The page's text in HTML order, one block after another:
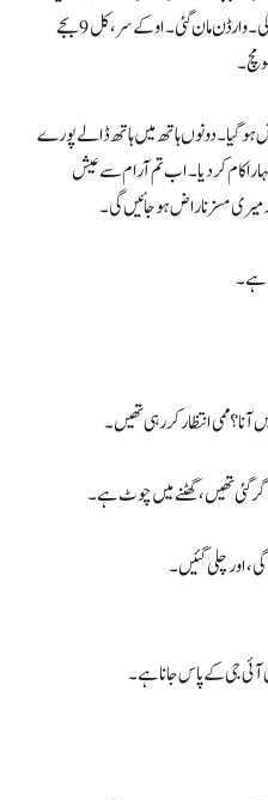
دن کی اجازت دیں۔ صبح 9 بجے تک آجائے گی۔ وارڈن مان گئی۔ اوکے سر، کل 9 بجے
مچ۔
دونوں ہاتھ میں ہاتھ ڈالے پورے
کام کردیا۔ اب تم آرام سے عیش
میری مسز ناراض ہوجائیں گی۔
ہے۔
آنا؟ ممی انتظار کر رہی تھیں۔
گر گئی تھیں، گھٹنے میں چوٹ ہے۔
اور چلی گئیں۔
جی کے پاس جانا ہے۔